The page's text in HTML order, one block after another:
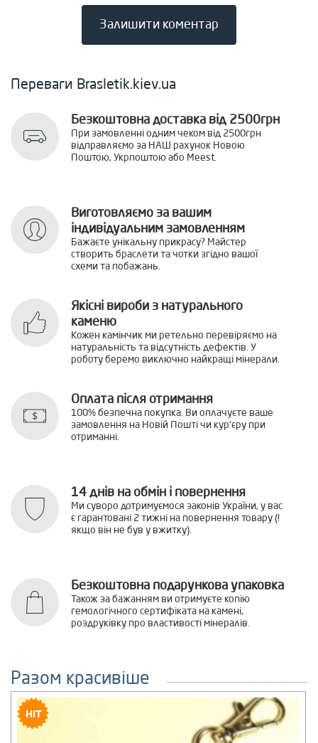
Залишити коментар
Переваги Brasletik.kiev.ua
Безкоштовна доставка від 2500грн
При замовленні одним чеком від 2500грн
відправляємо за НАШ рахунок Новою
Поштою, Укрпоштою або Meest.
Виготовляємо за вашим
індивідуальним замовленням
Бажаєте унікальну прикрасу? Майстер
створить браслети та чотки згідно вашої
схеми та побажань.
Якісні вироби з натурального
каменю
Кожен камінчик ми ретельно перевіряємо на
натуральність та відсутність дефектів. У
роботу беремо виключно найкращі мінерали.
Оплата після отримання
100% безпечна покупка. Ви оплачуєте ваше
замовлення на Новій Пошті чи кур'єру при
отриманні.
14 днів на обмін і повернення
Ми суворо дотримуємося законів України, у вас
є гарантовані 2 тижні на повернення товару (!
якщо він не був у вжитку).
Безкоштовна подарункова упаковка
Також за бажанням ви отримуєте копію
гемологічного сертифіката на камені,
роздруківку про властивості мінералів.
Разом красивіше